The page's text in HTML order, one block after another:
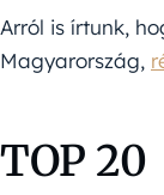
Arról is írtunk,
Magyarország,
TOP 20